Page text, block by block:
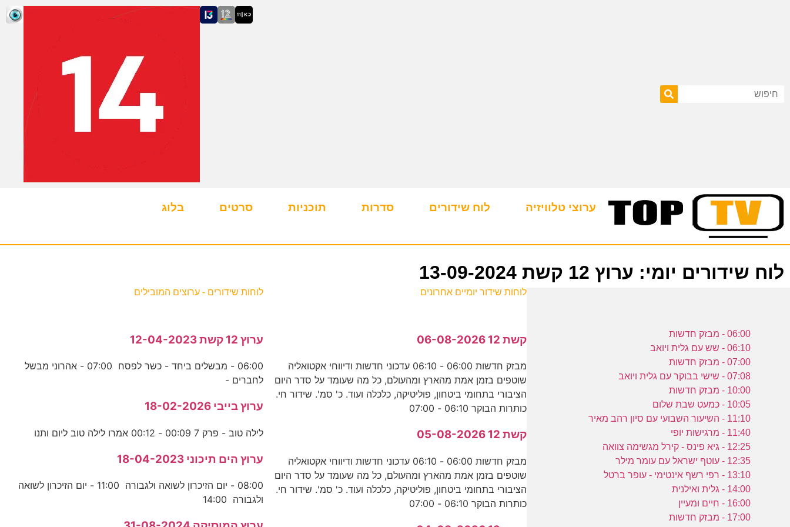
ערוצי טלוויזיה לוח שידורים סדרות תוכניות סרטים בלוג
לוח שידורים יומי: ערוץ 12 קשת 13-09-2024
06:00 - מבזק חדשות
06:10 - שש עם גלית ויואב
07:00 - מבזק חדשות
07:08 - שישי בבוקר עם גלית ויואב
10:00 - מבזק חדשות
10:05 - כמעט שבת שלום
11:10 - השיעור השבועי עם סיון רהב מאיר
11:40 - מרגישות יופי
12:25 - גיא פינס - קירל מגשימה צוואה
12:35 - עוטף ישראל עם עומר מילר
13:10 - רפי רשף אינטימי - עופר ברטל
14:00 - גלית ואילנית
16:00 - חיים ומעיין
17:00 - מבזק חדשות
לוחות שידור יומיים אחרונים
קשת 12 06-08-2026
מבזק חדשות 06:00 - 06:10 עדכוני חדשות ודיווחי אקטואליה
שוטפים בזמן אמת מהארץ ומהעולם, כל מה שעומד על סדר היום
הציבורי בתחומי ביטחון, פוליטיקה, כלכלה ועוד. כ' סמ'. שידור חי.
כותרות הבוקר 06:10 - 07:00
קשת 12 05-08-2026
מבזק חדשות 06:00 - 06:10 עדכוני חדשות ודיווחי אקטואליה
שוטפים בזמן אמת מהארץ ומהעולם, כל מה שעומד על סדר היום
הציבורי בתחומי ביטחון, פוליטיקה, כלכלה ועוד. כ' סמ'. שידור חי.
כותרות הבוקר 06:10 - 07:00
לוחות שידורים - ערוצים המובילים
ערוץ 12 קשת 12-04-2023
06:00 - מבשלים ביחד - כשר לפסח 07:00 - אהרוני מבשל
לחברים -
ערוץ בייבי 18-02-2026
לילה טוב - פרק 7 00:09 - 00:12 אמרו לילה טוב ליום ותנו
ערוץ הים תיכוני 18-04-2023
08:00 - יום הזיכרון לשואה ולגבורה 11:00 - יום הזיכרון לשואה
ולגבורה 14:00